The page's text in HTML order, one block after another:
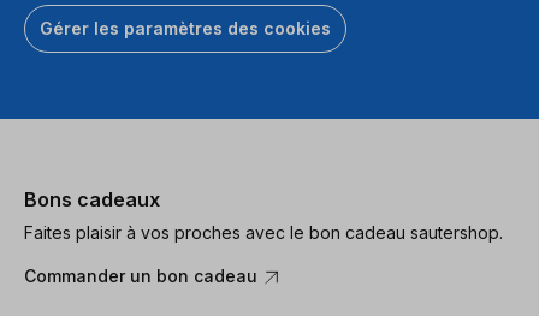
Gérer les paramètres des cookies
Bons cadeaux
Faites plaisir à vos proches avec le bon cadeau sautershop.
Commander un bon cadeau